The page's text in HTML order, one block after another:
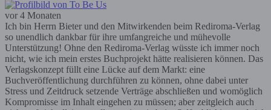
vor 4 Monaten
Ich bin Herrn Bieter und den Mitwirkenden beim Rediroma-Verlag
so unendlich dankbar für ihre umfangreiche und mühevolle
Unterstützung! Ohne den Rediroma-Verlag wüsste ich immer noch
nicht, wie ich mein erstes Buchprojekt hätte realisieren können. Das
Verlagskonzept füllt eine Lücke auf dem Markt: eine
Buchveröffentlichung durchführen zu können, ohne dabei unter
Stress und Zeitdruck setzende Verträge abschließen und womöglich
Kompromisse im Inhalt eingehen zu müssen; aber zeitgleich auch